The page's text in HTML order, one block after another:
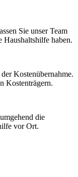
Sie unser Team
Haushaltshilfe haben.
Kostenübernahme.
Kostenträgern.
die
vor Ort.